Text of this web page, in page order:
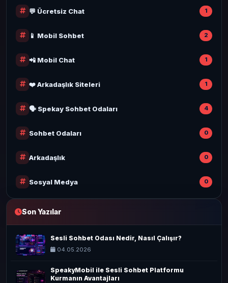
💬 Ücretsiz Chat 1
📱 Mobil Sohbet 2
📲 Mobil Chat 1
❤️ Arkadaşlık Siteleri 1
🗣️ Spekay Sohbet Odaları 4
Sohbet Odaları 0
Arkadaşlık 0
Sosyal Medya 0
Son Yazılar
Sesli Sohbet Odası Nedir, Nasıl Çalışır?
04.05.2026
SpeakyMobil ile Sesli Sohbet Platformu
Kurmanın Avantajları